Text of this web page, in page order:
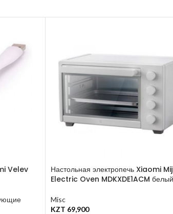
Velev
Настольная электропечь Xiaomi
Electric Oven MDKXDE1ACM белый
Misc
KZT 69,900